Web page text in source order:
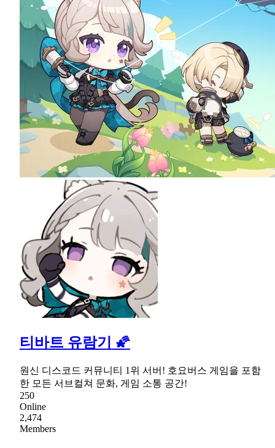
티바트 유람기 🌠
원신 디스코드 커뮤니티 1위 서버! 호요버스 게임을 포함
한 모든 서브컬쳐 문화, 게임 소통 공간!
250
Online
2,474
Members